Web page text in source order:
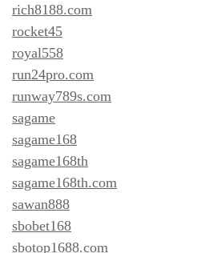
rich8188.com
rocket45
royal558
run24pro.com
runway789s.com
sagame
sagame168
sagame168th
sagame168th.com
sawan888
sbobet168
sbotop1688.com